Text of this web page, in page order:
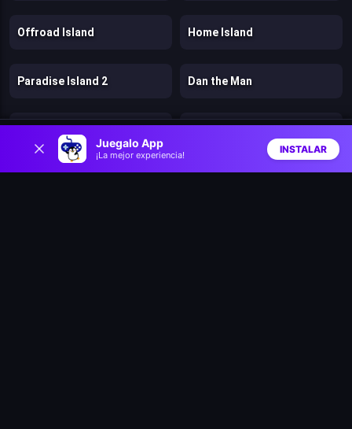
Juegalo App
¡La mejor experiencia!
INSTALAR
Offroad Island Home Island
Paradise Island 2 Dan the Man